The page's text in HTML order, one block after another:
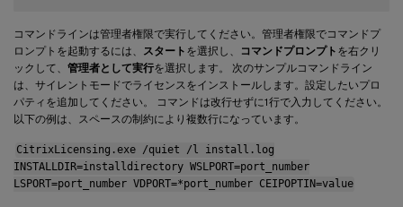
コマンドラインは管理者権限で実行してください。管理者権限でコマンドプ
ロンプトを起動するには、
スタート を選択し、 コマンドプロンプト を右クリ
ックして、 管理者として実行を選択します。 次のサンプルコマンドライン
は、サイレントモードでライセンスをインストールします。設定したいプロ
パティを追加してください。 コマンドは改行せずに1行で入力してください。
以下の例は、スペースの制約により複数行になっています。
CitrixLicensing.exe /quiet /l install.log
INSTALLDIR=installdirectory WSLPORT=port_number
LSPORT=port_number VDPORT=*port_number CEIPOPTIN=value